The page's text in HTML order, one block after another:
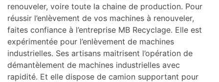
renouveler, voire toute la chaine de production. Pour
réussir l’enlèvement de vos machines à renouveler,
faites confiance à l’entreprise MB Recyclage. Elle est
expérimentée pour l’enlèvement de machines
industrielles. Ses artisans maitrisent l’opération de
démantèlement de machines industrielles avec
rapidité. Et elle dispose de camion supportant pour